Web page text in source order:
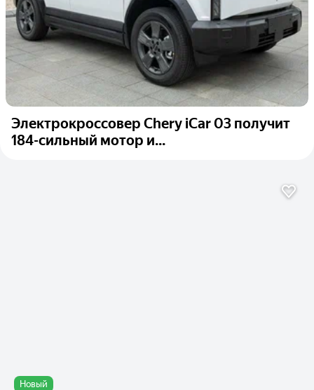
Электрокроссовер Chery iCar 03 получит
184-сильный мотор и...
Новый